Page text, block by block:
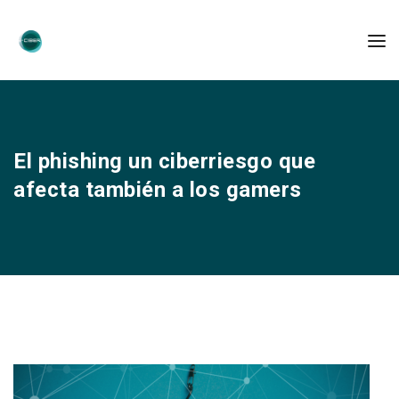
El phishing un ciberriesgo que
afecta también a los gamers